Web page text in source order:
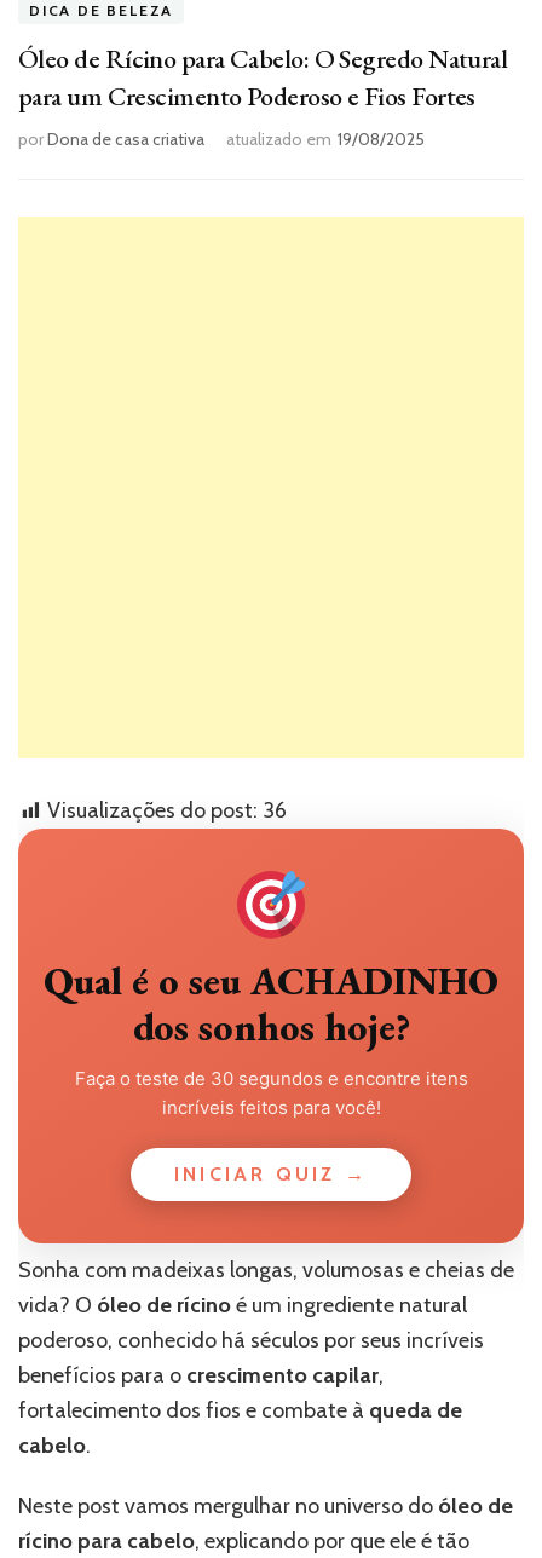
DICA DE BELEZA
Óleo de Rícino para Cabelo: O Segredo Natural
para um Crescimento Poderoso e Fios Fortes
porDona de casa criativa atualizado em 19/08/2025
Visualizações do post: 36
Qual é o seu ACHADINHO
dos sonhos hoje?
Faça o teste de 30 segundos e encontre itens
incríveis feitos para você!
INICIAR QUIZ →
Sonha com madeixas longas, volumosas e cheias de
vida? O óleo de rícinoé um ingrediente natural
poderoso, conhecido há séculos por seus incríveis
benefícios para o crescimento capilar,
fortalecimento dos fios e combate à queda de
cabelo.
Neste post vamos mergulhar no universo do óleo de
rícino para cabelo, explicando por que ele é tão